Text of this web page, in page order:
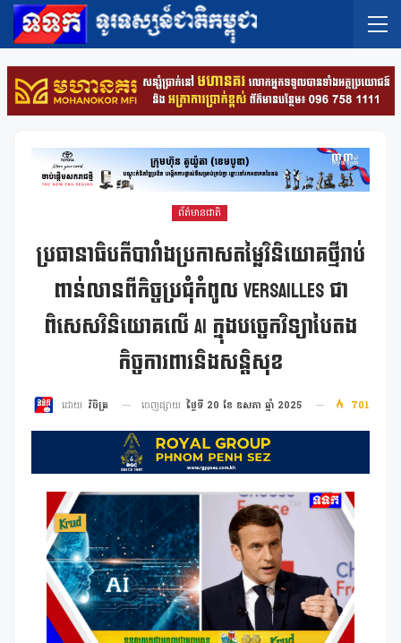
ព័ត៌មានជាតិ
ប្រធានាធិបតីបារាំងប្រកាសតម្លៃវិនិយោគថ្មីរាប់
ពាន់លានពីកិច្ចប្រជុំកំពូល Versailles ជា
ពិសេសវិនិយោគលើ AI ក្នុងបច្ចេកវិទ្យាបៃតង
កិច្ចការពារនិងសន្តិសុខ
ដោយ វិចិត្រ ចេញផ្សាយ ថ្ងៃទី 20 ខែ ឧសភា ឆ្នាំ 2025 701